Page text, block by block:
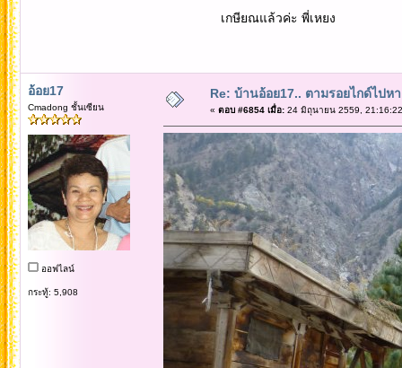
เกษียณแล้วค่ะ พี่เหยง
อ้อย17
Cmadong ชั้นเซียน
ออฟไลน์
กระทู้: 5,908
Re: บ้านอ้อย17.. ตามรอยไกด์ไปห
« ตอบ #6854 เมื่อ:24 มิถุนายน 2559,